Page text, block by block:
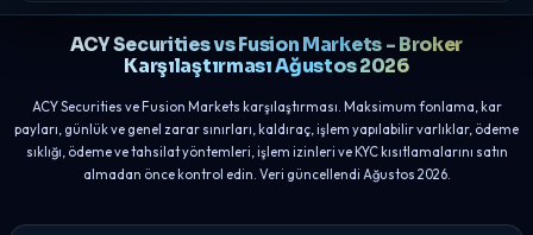
ACY Securities vs Fusion Markets - Broker
Karşılaştırması Ağustos 2026
ACY Securities ve Fusion Markets karşılaştırması. Maksimum fonlama, kar
payları, günlük ve genel zarar sınırları, kaldıraç, işlem yapılabilir varlıklar, ödeme
sıklığı, ödeme ve tahsilat yöntemleri, işlem izinleri ve KYC kısıtlamalarını satın
almadan önce kontrol edin. Veri güncellendi Ağustos 2026.